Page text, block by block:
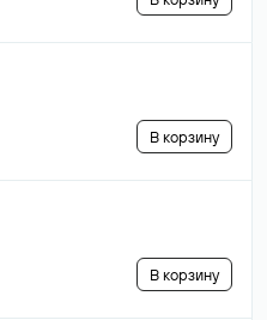
В корзину
В корзину